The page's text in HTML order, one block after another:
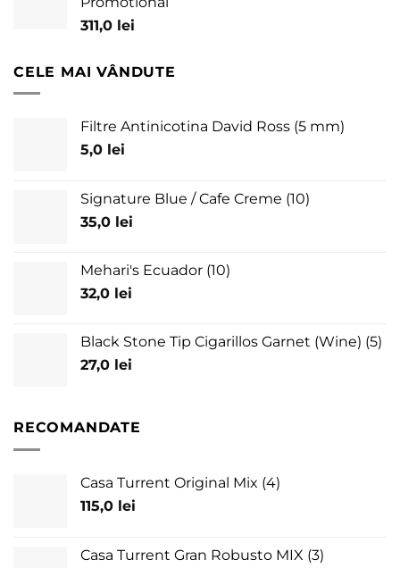
311,0 lei
CELE MAI VÂNDUTE
Filtre Antinicotina David Ross (5 mm)
5,0 lei
Signature Blue / Cafe Creme (10)
35,0 lei
Mehari's Ecuador (10)
32,0 lei
Black Stone Tip Cigarillos Garnet (Wine) (5)
27,0 lei
RECOMANDATE
Casa Turrent Original Mix (4)
115,0 lei
Casa Turrent Gran Robusto MIX (3)